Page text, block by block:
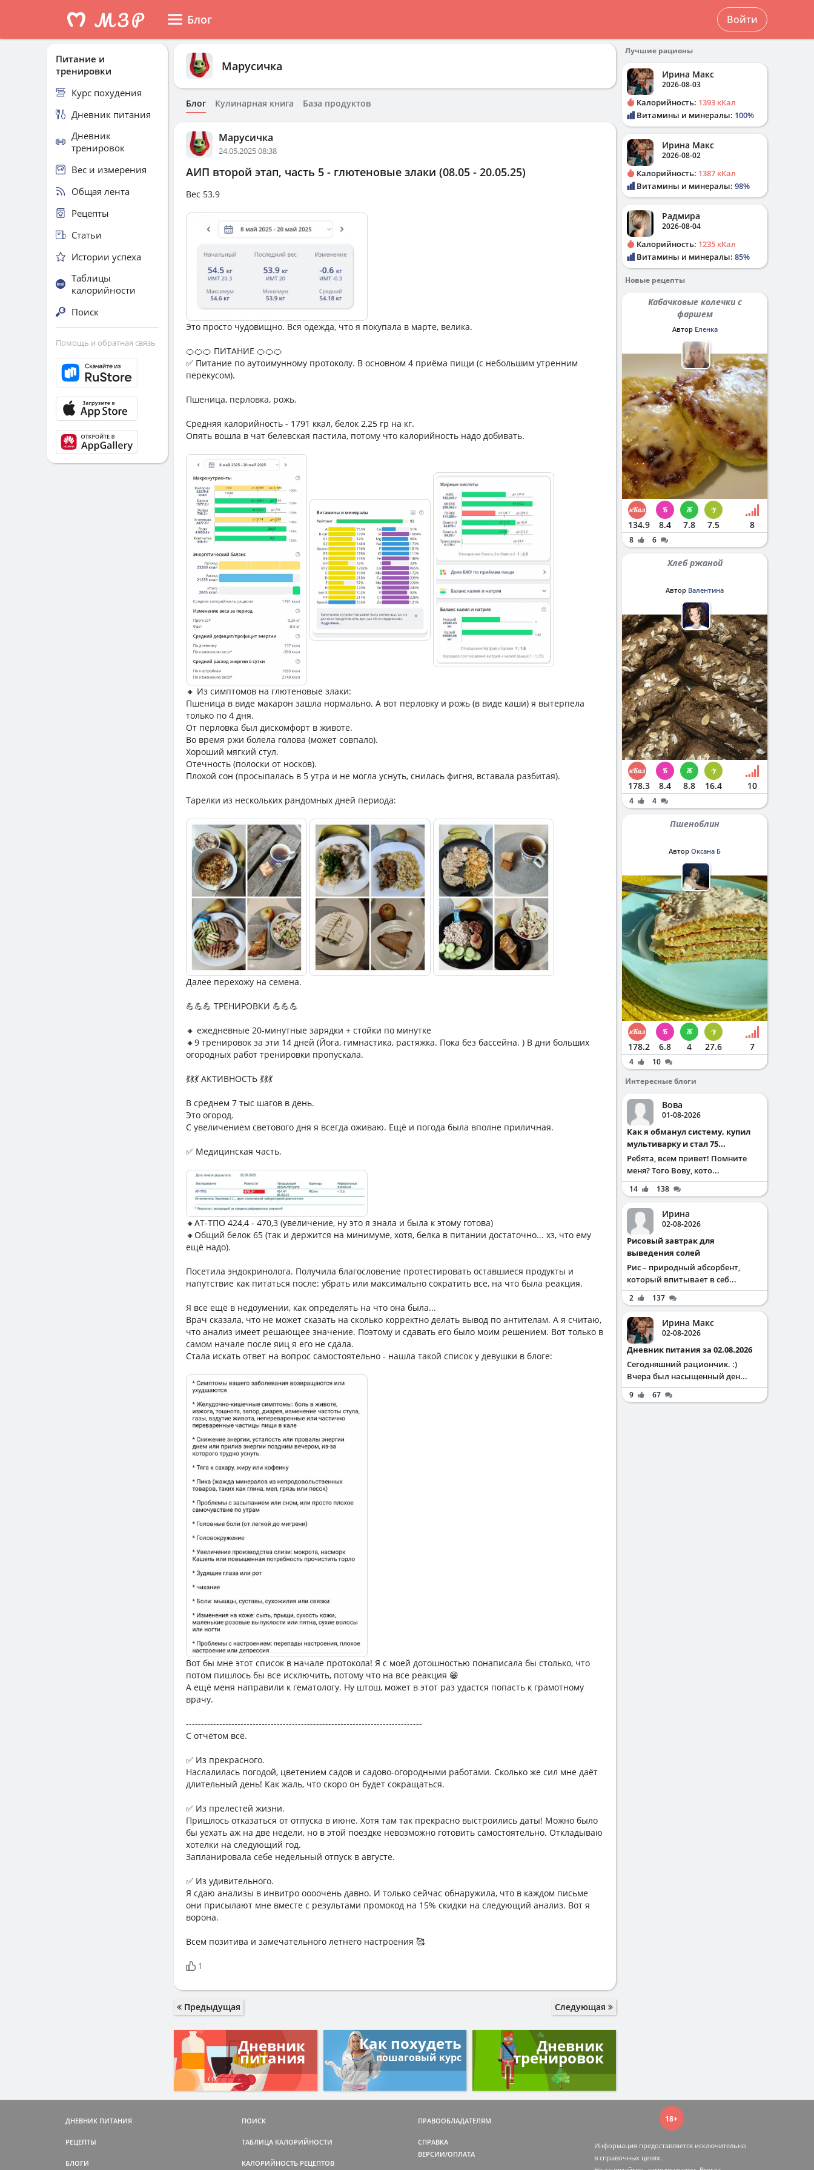
Блог Войти
Марусичка
Блог Кулинарная книга База продуктов
Марусичка
24.05.2025 08:38
АИП второй этап, часть 5 - глютеновые злаки (08.05 - 20.05.25)
Вес 53.9
Это просто чудовищно. Вся одежда, что я покупала в марте, велика.
🍊🍊🍊 ПИТАНИЕ 🍊🍊🍊
✅ Питание по аутоимунному протоколу. В основном 4 приёма пищи (с небольшим утренним
перекусом).
Пшеница, перловка, рожь.
Средняя калорийность - 1791 ккал, белок 2,25 гр на кг.
Опять вошла в чат белевская пастила, потому что калорийность надо добивать.
🔸 Из симптомов на глютеновые злаки:
Пшеница в виде макарон зашла нормально. А вот перловку и рожь (в виде каши) я вытерпела
только по 4 дня.
От перловка был дискомфорт в животе.
Во время ржи болела голова (может совпало).
Хороший мягкий стул.
Отечность (полоски от носков).
Плохой сон (просыпалась в 5 утра и не могла уснуть, снилась фигня, вставала разбитая).
Тарелки из нескольких рандомных дней периода:
Далее перехожу на семена.
💪💪💪 ТРЕНИРОВКИ 💪💪💪
🔸 ежедневные 20-минутные зарядки + стойки по минутке
🔸9 тренировок за эти 14 дней (Йога, гимнастика, растяжка. Пока без бассейна. ) В дни больших
огородных работ тренировки пропускала.
💃💃💃 АКТИВНОСТЬ 💃💃💃
В среднем 7 тыс шагов в день.
Это огород.
С увеличением светового дня я всегда оживаю. Ещё и погода была вполне приличная.
✅ Медицинская часть.
🔸АТ-ТПО 424,4 - 470,3 (увеличение, ну это я знала и была к этому готова)
🔸Общий белок 65 (так и держится на минимуме, хотя, белка в питании достаточно... хз, что ему
ещё надо).
Посетила эндокринолога. Получила благословение протестировать оставшиеся продукты и
напутствие как питаться после: убрать или максимально сократить все, на что была реакция.
Я все ещё в недоумении, как определять на что она была...
Врач сказала, что не может сказать на сколько корректно делать вывод по антителам. А я считаю,
что анализ имеет решающее значение. Поэтому и сдавать его было моим решением. Вот только в
самом начале после яиц я его не сдала.
Стала искать ответ на вопрос самостоятельно - нашла такой список у девушки в блоге:
Вот бы мне этот список в начале протокола! Я с моей дотошностью понаписала бы столько, что
потом пишлось бы все исключить, потому что на все реакция 😁
А ещё меня направили к гематологу. Ну штош, может в этот раз удастся попасть к грамотному
врачу.
------------------------------------------------------------------------------
С отчётом всё.
✅ Из прекрасного.
Наслалилась погодой, цветением садов и садово-огородными работами. Сколько же сил мне даёт
длительный день! Как жаль, что скоро он будет сокращаться.
✅ Из прелестей жизни.
Пришлось отказаться от отпуска в июне. Хотя там так прекрасно выстроились даты! Можно было
бы уехать аж на две недели, но в этой поездке невозможно готовить самостоятельно. Откладываю
хотелки на следующий год.
Запланировала себе недельный отпуск в августе.
✅ Из удивительного.
Я сдаю анализы в инвитро оооочень давно. И только сейчас обнаружила, что в каждом письме
они присылают мне вместе с результами промокод на 15% скидки на следующий анализ. Вот я
ворона.
Всем позитива и замечательного летнего настроения 🥰
1
Предыдущая Следующая
Дневник
питания
Как похудеть
пошаговый курс
Дневник
тренировок
Питание и
тренировки
Курс похудения
Дневник питания
Дневник
тренировок
Вес и измерения
Общая лента
Рецепты
Статьи
Истории успеха
Таблицы
калорийности
Поиск
Помощь и обратная связь
Лучшие рационы
Ирина Макс
2026-08-03
Калорийность: 1393 кКал
Витамины и минералы: 100%
Ирина Макс
2026-08-02
Калорийность: 1387 кКал
Витамины и минералы: 98%
Радмира
2026-08-04
Калорийность: 1235 кКал
Витамины и минералы: 85%
Новые рецепты
Кабачковые колечки с
фаршем
Автор Еленка
134.9 8.4 7.8 7.5 8
8 6
Хлеб ржаной
Автор Валентина
178.3 8.4 8.8 16.4 10
4 4
Пшеноблин
Автор Оксана Б
178.2 6.8 4 27.6 7
4
10
Интересные блоги
Вова
01-08-2026
Как я обманул систему, купил
мультиварку и стал 75...
Ребята, всем привет! Помните
меня? Того Вову, кото...
14 138
Ирина
02-08-2026
Рисовый завтрак для
выведения солей
Рис – природный абсорбент,
который впитывает в себ...
2 137
Ирина Макс
02-08-2026
Дневник питания за 02.08.2026
Сегодняшний рациончик. :)
Вчера был насыщенный ден...
9 67
ДНЕВНИК ПИТАНИЯ
РЕЦЕПТЫ
БЛОГИ
ПОИСК
ТАБЛИЦА КАЛОРИЙНОСТИ
КАЛОРИЙНОСТЬ РЕЦЕПТОВ
ПРАВООБЛАДАТЕЛЯМ
СПРАВКА
ВЕРСИИ/ОПЛАТА
18+
Информация предоставляется исключительно
в справочных целях.